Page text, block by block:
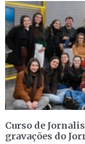
Curso de
gravações do